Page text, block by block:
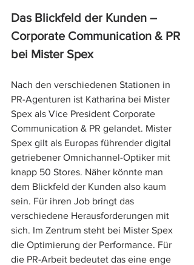
Das Blickfeld der Kunden –
Corporate Communication & PR
bei Mister Spex
Nach den verschiedenen Stationen in
PR-Agenturen ist Katharina bei Mister
Spex als Vice President Corporate
Communication & PR gelandet. Mister
Spex gilt als Europas führender digital
getriebener Omnichannel-Optiker mit
knapp 50 Stores. Näher könnte man
dem Blickfeld der Kunden also kaum
sein. Für ihren Job bringt das
verschiedene Herausforderungen mit
sich. Im Zentrum steht bei Mister Spex
die Optimierung der Performance. Für
die PR-Arbeit bedeutet das eine enge